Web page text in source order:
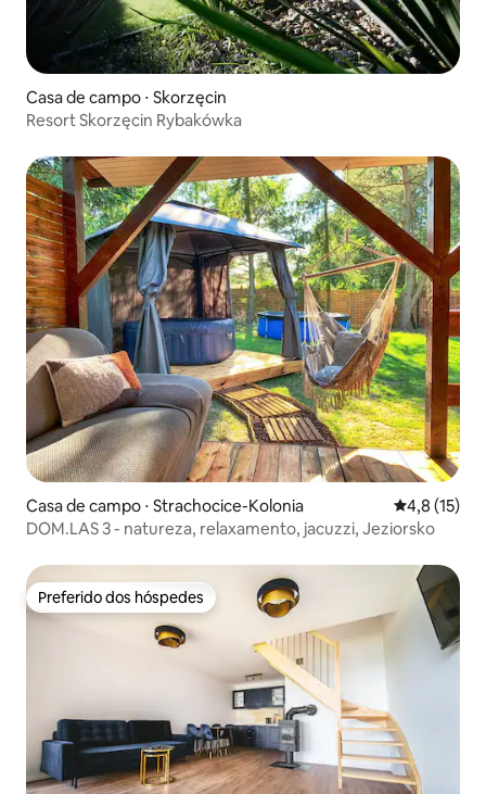
Casa de campo ⋅ Skorzęcin
Resort Skorzęcin Rybakówka
Casa de campo ⋅ Strachocice-Kolonia 4,8 de uma
4,8 (15)
DOM.LAS 3 - natureza, relaxamento, jacuzzi, Jeziorsko
Preferido dos hóspedes
Preferido dos hóspedes